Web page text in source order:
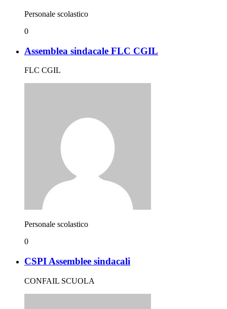
Personale scolastico
0
Assemblea sindacale FLC CGIL
FLC CGIL
Personale scolastico
0
CSPI Assemblee sindacali
CONFAIL SCUOLA